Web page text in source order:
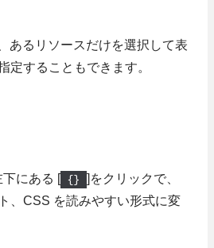
あるリソースだけを選択して表
定することもできます。
下にある [ {} ]をクリックで、
、CSS を読みやすい形式に変